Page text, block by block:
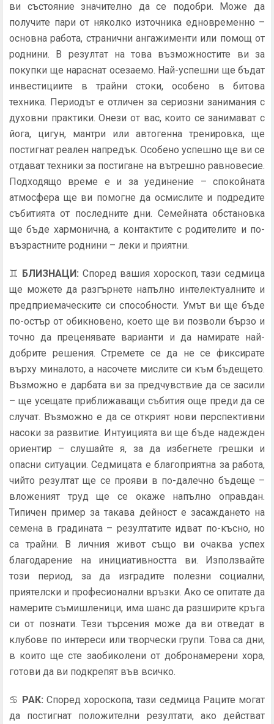
ви състояние значително да се подобри. Може да
получите пари от няколко източника едновременно –
основна работа, странични ангажименти или помощ от
роднини. В резултат на това възможностите ви за
покупки ще нараснат осезаемо. Най-успешни ще бъдат
инвестициите в трайни стоки, особено в битова
техника. Периодът е отличен за сериозни занимания с
духовни практики. Онези от вас, които се занимават с
йога, цигун, мантри или автогенна тренировка, ще
постигнат реален напредък. Особено успешно ще ви се
отдават техники за постигане на вътрешно равновесие.
Подходящо време е и за уединение – спокойната
атмосфера ще ви помогне да осмислите и подредите
събитията от последните дни. Семейната обстановка
ще бъде хармонична, а контактите с родителите и по-
възрастните роднини – леки и приятни.
♊ БЛИЗНАЦИ: Според вашия хороскоп, тази седмица
ще можете да разгърнете напълно интелектуалните и
предприемаческите си способности. Умът ви ще бъде
по-остър от обикновено, което ще ви позволи бързо и
точно да преценявате варианти и да намирате най-
добрите решения. Стремете се да не се фиксирате
върху миналото, а насочете мислите си към бъдещето.
Възможно е дарбата ви за предчувствие да се засили
– ще усещате приближаващи събития още преди да се
случат. Възможно е да се открият нови перспективни
насоки за развитие. Интуицията ви ще бъде надежден
ориентир – слушайте я, за да избегнете грешки и
опасни ситуации. Седмицата е благоприятна за работа,
чийто резултат ще се прояви в по-далечно бъдеще –
вложеният труд ще се окаже напълно оправдан.
Типичен пример за такава дейност е засаждането на
семена в градината – резултатите идват по-късно, но
са трайни. В личния живот също ви очаква успех
благодарение на инициативността ви. Използвайте
този период, за да изградите полезни социални,
приятелски и професионални връзки. Ако се опитате да
намерите съмишленици, има шанс да разширите кръга
си от познати. Тези търсения може да ви отведат в
клубове по интереси или творчески групи. Това са дни,
в които ще сте заобиколени от добронамерени хора,
готови да ви подкрепят във всичко.
♋ РАК: Според хороскопа, тази седмица Раците могат
да постигнат положителни резултати, ако действат